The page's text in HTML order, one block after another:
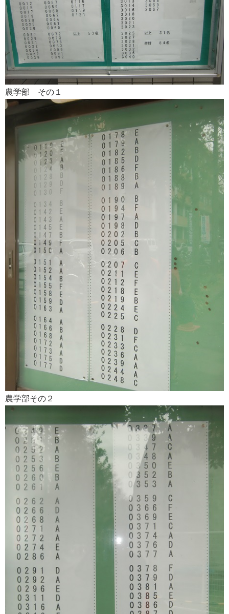
農学部 その１
農学部その２